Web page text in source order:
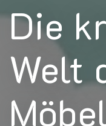
Die
Welt